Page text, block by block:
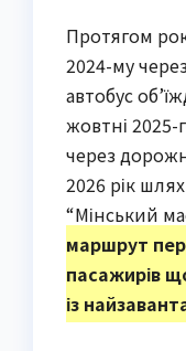
Протягом
2024-му
автобус
жовтні 2025-
через
2026 рік
“Мінський
маршрут
пасажирів
із